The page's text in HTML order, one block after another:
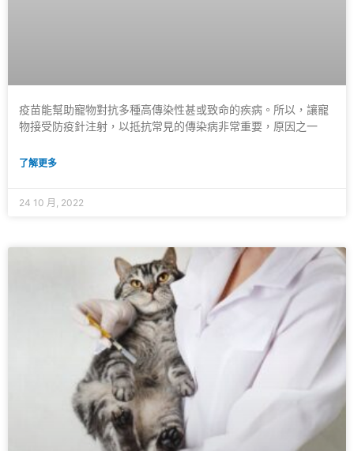
疫苗能幫助寵物對抗多種高傳染性甚或致命的疾病。所以，讓寵
物接受防疫針注射，以抵抗常見的傳染病非常重要，原因之一
了解更多
24 10 月, 2022